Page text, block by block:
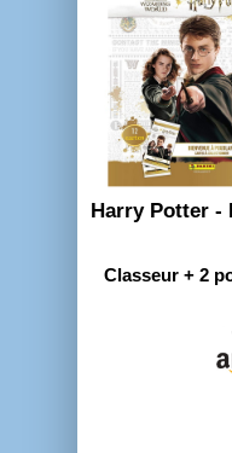
Harry Potter -
Classeur + 2